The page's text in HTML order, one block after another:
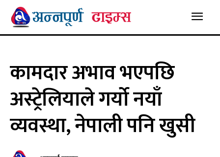
कामदार अभाव भएपछि
अस्ट्रेलियाले गर्यो नयाँ
व्यवस्था, नेपाली पनि खुसी